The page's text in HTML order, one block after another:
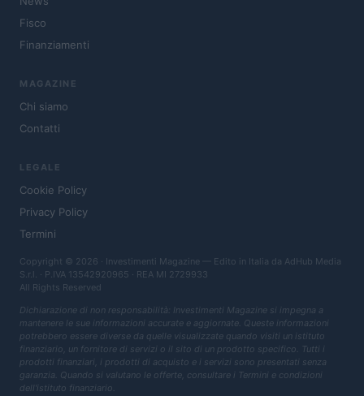
Fisco
Finanziamenti
MAGAZINE
Chi siamo
Contatti
LEGALE
Cookie Policy
Privacy Policy
Termini
Copyright © 2026 · Investimenti Magazine — Edito in Italia da AdHub Media
S.r.l. · P.IVA 13542920965 · REA MI 2729933
All Rights Reserved
Dichiarazione di non responsabilità: Investimenti Magazine si impegna a
mantenere le sue informazioni accurate e aggiornate. Queste informazioni
potrebbero essere diverse da quelle visualizzate quando visiti un istituto
finanziario, un fornitore di servizi o il sito di un prodotto specifico. Tutti i
prodotti finanziari, i prodotti di acquisto e i servizi sono presentati senza
garanzia. Quando si valutano le offerte, consultare i Termini e condizioni
dell'istituto finanziario.